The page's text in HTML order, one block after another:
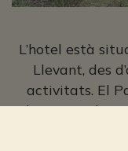
L’hotel està
Llevant, des
activitats. El
Llevant, amb